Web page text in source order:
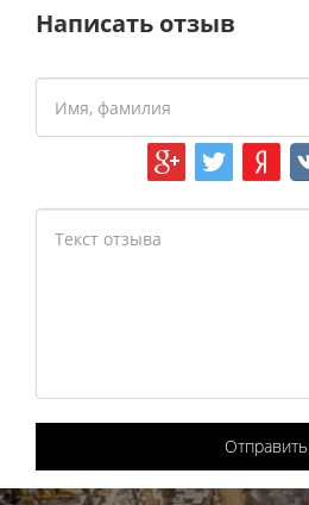
Написать отзыв
Отправить